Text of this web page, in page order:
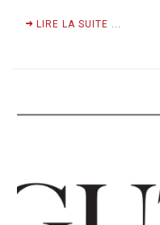
LIRE LA SUITE ...